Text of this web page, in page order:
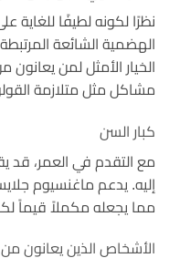
نظرًا لكونه لطيفًا للغاية
الهضمية الشائعة
الخيار الأمثل لمن
مشاكل مثل متلازمة
كبار السن
مع التقدم في العمر، قد
إليه. يدعم ماغنسيوم
مما يجعله مكملاً قيماً
الأشخاص الذين يعانون